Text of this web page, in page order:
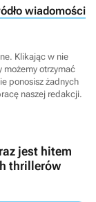
wiadomości
Klikając w nie
możemy otrzymać
ponosisz żadnych
naszej redakcji.
jest hitem
thrillerów